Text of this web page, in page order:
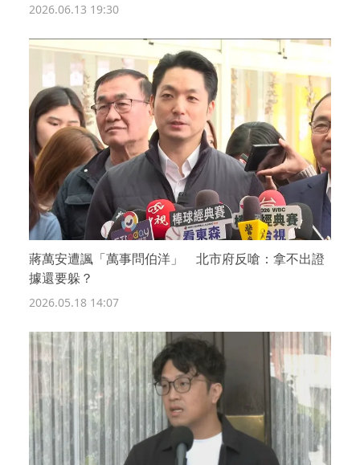
2026.06.13 19:30
蔣萬安遭諷「萬事問伯洋」 北市府反嗆：拿不出證
據還要躲？
2026.05.18 14:07